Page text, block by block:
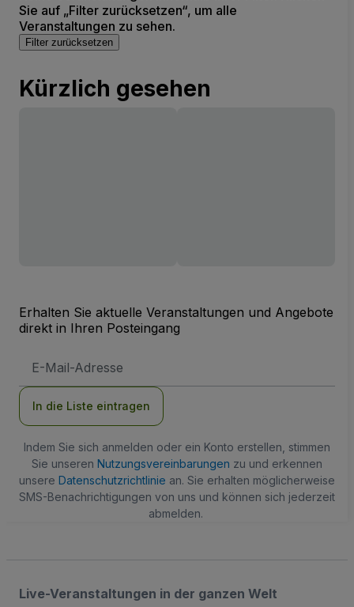
Sie auf „Filter zurücksetzen“, um alle
Veranstaltungen zu sehen.
Filter zurücksetzen
Kürzlich gesehen
Erhalten Sie aktuelle Veranstaltungen und Angebote
direkt in Ihren Posteingang
Mail-
In die Liste eintragen
Indem Sie sich anmelden oder ein Konto erstellen, stimmen
Sie unseren Nutzungsvereinbarungen zu und erkennen
unsere Datenschutzrichtlinie an. Sie erhalten möglicherweise
SMS-Benachrichtigungen von uns und können sich jederzeit
abmelden.
Live-Veranstaltungen in der ganzen Welt